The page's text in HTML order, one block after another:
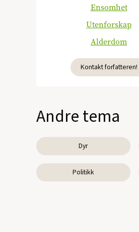
Ensomhet
Utenforskap
Alderdom
Kontakt forfatteren!
Andre tema
Dyr
Politikk